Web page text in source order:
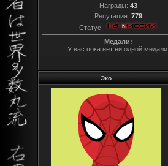
Награды: 43
Репутация: 779
Статус:
Медали:
У вас пока нет ни одной медали.
Эко